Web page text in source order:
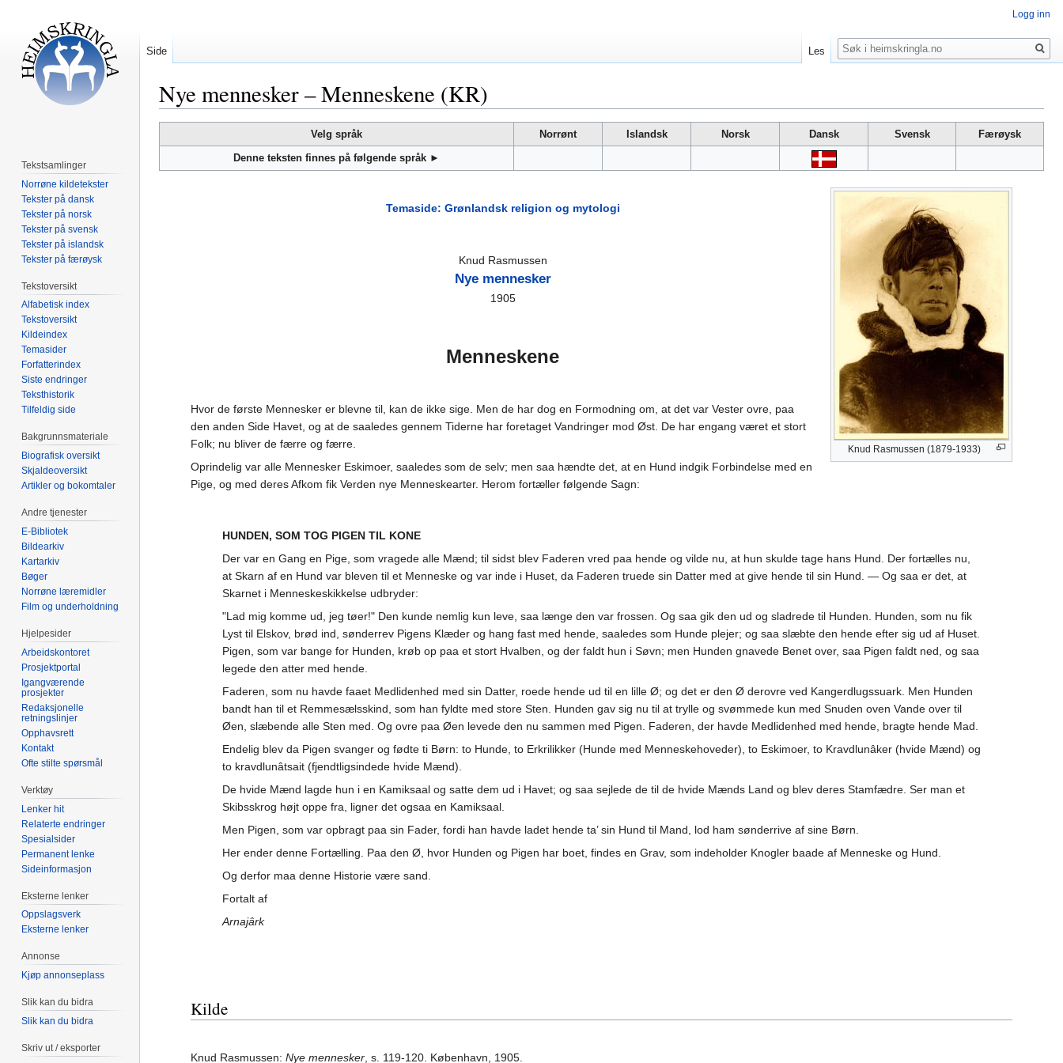
Nye mennesker – Menneskene (KR)
til
til
Velg språk Norrønt Islandsk Norsk Dansk Svensk
Færøysk
Denne teksten finnes på følgende språk ►
Knud Rasmussen (1879-1933)
Temaside: Grønlandsk religion og mytologi
Knud Rasmussen
Nye mennesker
1905
Menneskene
Hvor de første Mennesker er blevne til, kan de ikke sige. Men de har dog en Formodning om, at det var Vester ovre, paa
den anden Side Havet, og at de saaledes gennem Tiderne har foretaget Vandringer mod Øst. De har engang været et stort
Folk; nu bliver de færre og færre.
Oprindelig var alle Mennesker Eskimoer, saaledes som de selv; men saa hændte det, at en Hund indgik Forbindelse med en
Pige, og med deres Afkom fik Verden nye Menneskearter. Herom fortæller følgende Sagn:
HUNDEN, SOM TOG PIGEN TIL KONE
Der var en Gang en Pige, som vragede alle Mænd; til sidst blev Faderen vred paa hende og vilde nu, at hun skulde tage hans Hund. Der fortælles nu,
at Skarn af en Hund var bleven til et Menneske og var inde i Huset, da Faderen truede sin Datter med at give hende til sin Hund. — Og saa er det, at
Skarnet i Menneskeskikkelse udbryder:
"Lad mig komme ud, jeg tøer!" Den kunde nemlig kun leve, saa længe den var frossen. Og saa gik den ud og sladrede til Hunden. Hunden, som nu fik
Lyst til Elskov, brød ind, sønderrev Pigens Klæder og hang fast med hende, saaledes som Hunde plejer; og saa slæbte den hende efter sig ud af Huset.
Pigen, som var bange for Hunden, krøb op paa et stort Hvalben, og der faldt hun i Søvn; men Hunden gnavede Benet over, saa Pigen faldt ned, og saa
legede den atter med hende.
Faderen, som nu havde faaet Medlidenhed med sin Datter, roede hende ud til en lille Ø; og det er den Ø derovre ved Kangerdlugssuark. Men Hunden
bandt han til et Remmesælsskind, som han fyldte med store Sten. Hunden gav sig nu til at trylle og svømmede kun med Snuden oven Vande over til
Øen, slæbende alle Sten med. Og ovre paa Øen levede den nu sammen med Pigen. Faderen, der havde Medlidenhed med hende, bragte hende Mad.
Endelig blev da Pigen svanger og fødte ti Børn: to Hunde, to Erkrilikker (Hunde med Menneskehoveder), to Eskimoer, to Kravdlunâker (hvide Mænd) og
to kravdlunâtsait (fjendtligsindede hvide Mænd).
De hvide Mænd lagde hun i en Kamiksaal og satte dem ud i Havet; og saa sejlede de til de hvide Mænds Land og blev deres Stamfædre. Ser man et
Skibsskrog højt oppe fra, ligner det ogsaa en Kamiksaal.
Men Pigen, som var opbragt paa sin Fader, fordi han havde ladet hende ta’ sin Hund til Mand, lod ham sønderrive af sine Børn.
Her ender denne Fortælling. Paa den Ø, hvor Hunden og Pigen har boet, findes en Grav, som indeholder Knogler baade af Menneske og Hund.
Og derfor maa denne Historie være sand.
Fortalt af
Arnajârk
Kilde
Knud Rasmussen: Nye mennesker, s. 119-120. København, 1905.
Logg inn
Side Les
Søk
Tekstsamlinger
Norrøne kildetekster
Tekster på dansk
Tekster på norsk
Tekster på svensk
Tekster på islandsk
Tekster på færøysk
Tekstoversikt
Alfabetisk index
Tekstoversikt
Kildeindex
Temasider
Forfatterindex
Siste endringer
Teksthistorik
Tilfeldig side
Bakgrunnsmateriale
Biografisk oversikt
Skjaldeoversikt
Artikler og bokomtaler
Andre tjenester
E-Bibliotek
Bildearkiv
Kartarkiv
Bøger
Norrøne læremidler
Film og underholdning
Hjelpesider
Arbeidskontoret
Prosjektportal
Igangværende
prosjekter
Redaksjonelle
retningslinjer
Opphavsrett
Kontakt
Ofte stilte spørsmål
Verktøy
Lenker hit
Relaterte endringer
Spesialsider
Permanent lenke
Sideinformasjon
Eksterne lenker
Oppslagsverk
Eksterne lenker
Annonse
Kjøp annonseplass
Slik kan du bidra
Slik kan du bidra
Skriv ut / eksporter